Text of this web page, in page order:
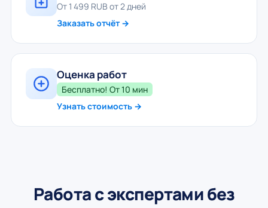
От 1 499 RUB от 2 дней
Заказать отчёт →
Оценка работ
Бесплатно! От 10 мин
Узнать стоимость →
Работа с экспертами без